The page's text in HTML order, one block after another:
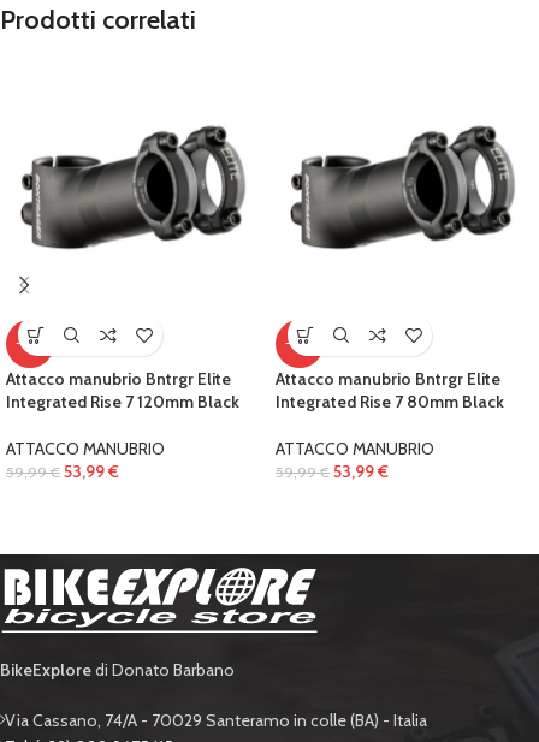
Prodotti correlati
-10%
Attacco manubrio Bntrgr Elite
Integrated Rise 7 120mm Black
ATTACCO MANUBRIO
59,99€ 53,99€
-10%
Attacco manubrio Bntrgr Elite
Integrated Rise 7 80mm Black
ATTACCO MANUBRIO
59,99€ 53,99€
BikeExploredi Donato Barbano
Via Cassano, 74/A - 70029 Santeramo in colle (BA) - Italia